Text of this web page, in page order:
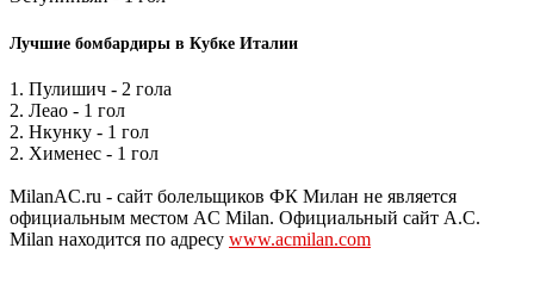
Лучшие бомбардиры в Кубке Италии
1. Пулишич - 2 гола
2. Леао - 1 гол
2. Нкунку - 1 гол
2. Хименес - 1 гол
MilanAC.ru - сайт болельщиков ФК Милан не является
официальным местом AC Milan. Официальный сайт A.C.
Milan находится по адресу www.acmilan.com